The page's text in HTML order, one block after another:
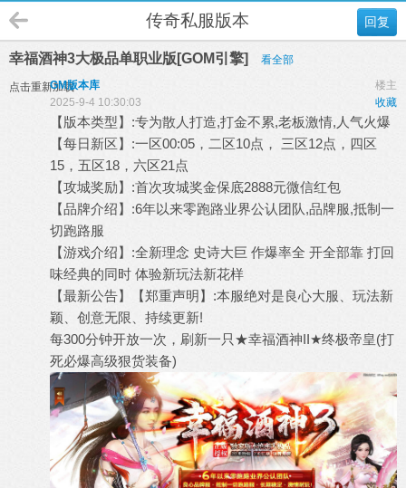
回复
传奇私服版本
幸福酒神3大极品单职业版[GOM引擎] 看全部
点击重新加载 楼主
GM版本库
收藏
2025-9-4 10:30:03
【版本类型】:专为散人打造,打金不累,老板激情,人气火爆
【每日新区】:一区00:05，二区10点， 三区12点，四区
15，五区18，六区21点
【攻城奖励】:首次攻城奖金保底2888元微信红包
【品牌介绍】:6年以来零跑路业界公认团队,品牌服,抵制一
切跑路服
【游戏介绍】:全新理念 史诗大巨 作爆率全 开全部靠 打回
味经典的同时 体验新玩法新花样
【最新公告】【郑重声明】:本服绝对是良心大服、玩法新
颖、创意无限、持续更新!
每300分钟开放一次，刷新一只★幸福酒神II★终极帝皇(打
死必爆高级狠货装备)